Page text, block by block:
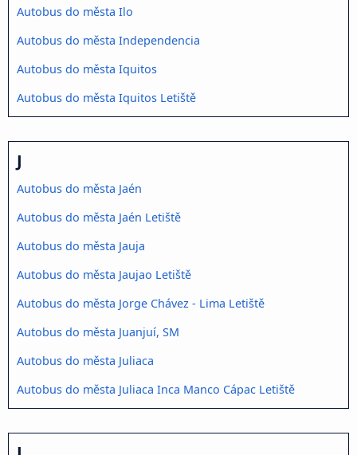
Autobus do města Ilo
Autobus do města Independencia
Autobus do města Iquitos
Autobus do města Iquitos Letiště
J
Autobus do města Jaén
Autobus do města Jaén Letiště
Autobus do města Jauja
Autobus do města Jaujao Letiště
Autobus do města Jorge Chávez - Lima Letiště
Autobus do města Juanjuí, SM
Autobus do města Juliaca
Autobus do města Juliaca Inca Manco Cápac Letiště